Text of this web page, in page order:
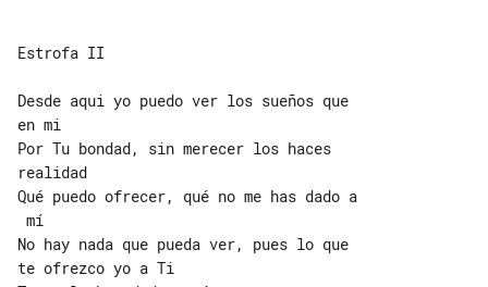
Estrofa II
Desde aqui yo puedo ver los sueños que
en mi
Por Tu bondad, sin merecer los haces
realidad
Qué puedo ofrecer, qué no me has dado a
No hay nada que pueda ver, pues lo que
te ofrezco yo a Ti